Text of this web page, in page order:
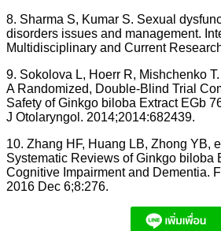
8. Sharma S, Kumar S. Sexual
disorders issues and management.
Multidisciplinary and Current
9. Sokolova L, Hoerr R, Mishchenko
A Randomized, Double-Blind Trial
Safety of Ginkgo biloba Extract EGb
J Otolaryngol. 2014;2014:682439.
10. Zhang HF, Huang LB, Zhong YB,
Systematic Reviews of Ginkgo biloba
Cognitive Impairment and Dementia.
2016 Dec 6;8:276.